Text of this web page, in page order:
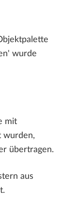
wurde
mit
wurden,
übertragen.
aus